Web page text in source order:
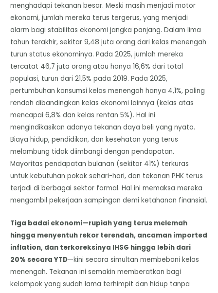
menghadapi tekanan besar. Meski masih menjadi motor
ekonomi, jumlah mereka terus tergerus, yang menjadi
alarm bagi stabilitas ekonomi jangka panjang. Dalam lima
tahun terakhir, sekitar 9,48 juta orang dari kelas menengah
turun status ekonominya. Pada 2025, jumlah mereka
tercatat 46,7 juta orang atau hanya 16,6% dari total
populasi, turun dari 21,5% pada 2019. Pada 2025,
pertumbuhan konsumsi kelas menengah hanya 4,1%, paling
rendah dibandingkan kelas ekonomi lainnya (kelas atas
mencapai 6,8% dan kelas rentan 5%). Hal ini
mengindikasikan adanya tekanan daya beli yang nyata.
Biaya hidup, pendidikan, dan kesehatan yang terus
melambung tidak diimbangi dengan pendapatan.
Mayoritas pendapatan bulanan (sekitar 41%) terkuras
untuk kebutuhan pokok sehari-hari, dan tekanan PHK terus
terjadi di berbagai sektor formal. Hal ini memaksa mereka
mengambil pekerjaan sampingan demi ketahanan finansial.
Tiga badai ekonomi—rupiah yang terus melemah
hingga menyentuh rekor terendah, ancaman imported
inflation, dan terkoreksinya IHSG hingga lebih dari
20% secara YTD—kini secara simultan membebani kelas
menengah. Tekanan ini semakin memberatkan bagi
kelompok yang sudah lama terhimpit dan hidup tanpa